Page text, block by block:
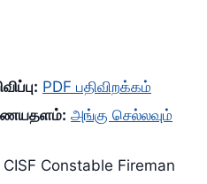
PDF பதிவிறக்கம்
அங்கு செல்லவும்
Constable Fireman